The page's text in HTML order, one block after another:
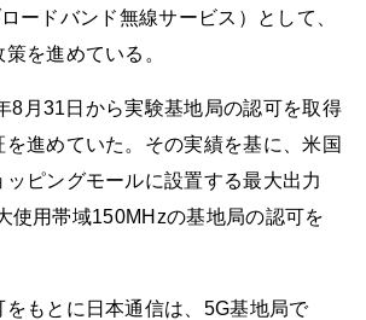
ードバンド無線サービス）として、
を進めている。
8月31日から実験基地局の認可を取得
を進めていた。その実績を基に、米国
ッピングモールに設置する最大出力
使用帯域150MHzの基地局の認可を
もとに日本通信は、5G基地局で